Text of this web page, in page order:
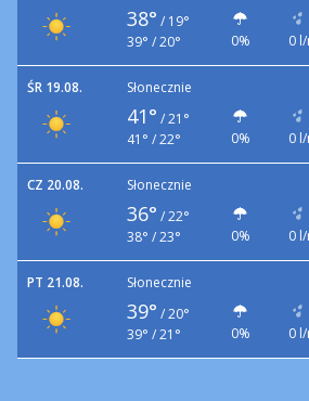
38° / 19°
39° / 20°
0% 0 l/
ŚR 19.08. Słonecznie
41° / 21°
41° / 22°
0% 0 l/
CZ 20.08. Słonecznie
36° / 22°
38° / 23°
0% 0 l/
PT 21.08. Słonecznie
39° / 20°
39° / 21°
0% 0 l/